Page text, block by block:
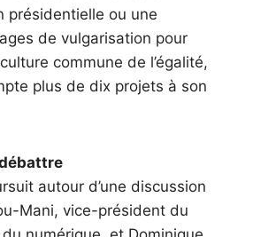
présidentielle ou une
de vulgarisation pour
commune de l’égalité,
plus de dix projets à son
autour d’une discussion
Mani, vice-président du